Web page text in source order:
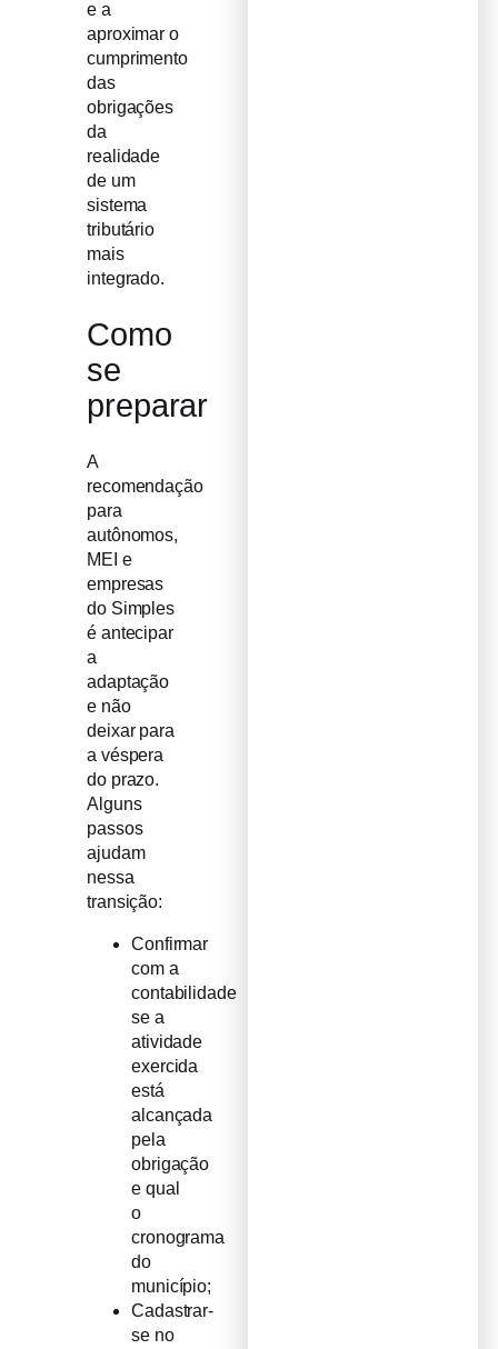
e a
aproximar o
cumprimento
das
obrigações
da
realidade
de um
sistema
tributário
mais
integrado.
Como
se
preparar
A
recomendação
para
autônomos,
MEI e
empresas
do Simples
é antecipar
a
adaptação
e não
deixar para
a véspera
do prazo.
Alguns
passos
ajudam
nessa
transição:
Confirmar
com a
contabilidade
se a
atividade
exercida
está
alcançada
pela
obrigação
e qual
o
cronograma
do
município;
Cadastrar-
se no